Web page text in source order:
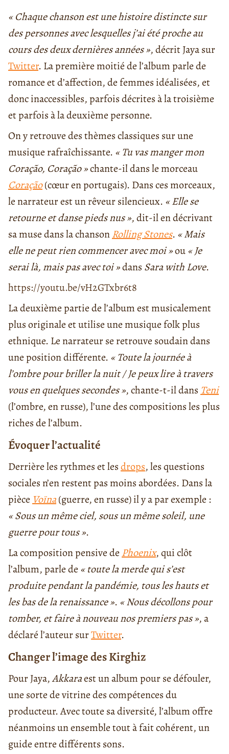
« Chaque chanson est une histoire distincte sur
des personnes avec lesquelles j’ai été proche au
cours des deux dernières années», décrit Jaya sur
Twitter. La première moitié de l’album parle de
romance et d’affection, de femmes idéalisées, et
donc inaccessibles, parfois décrites à la troisième
et parfois à la deuxième personne.
On y retrouve des thèmes classiques sur une
musique rafraîchissante. « Tu vas manger mon
Coração, Coração »chante-il dans le morceau
Coração(cœur en portugais). Dans ces morceaux,
le narrateur est un rêveur silencieux. « Elle se
retourne et danse pieds nus », dit-il en décrivant
sa muse dans la chansonRolling Stones. « Mais
elle ne peut rien commencer avec moi »ou« Je
serai là, mais pas avec toi »dans Sara with Love.
https://youtu.be/vH2GTxbr6t8
La deuxième partie de l’album est musicalement
plus originale et utilise une musique folk plus
ethnique. Le narrateur se retrouve soudain dans
une position différente. « Toute la journée à
l’ombre pour briller la nuit / Je peux lire à travers
vous en quelques secondes », chante-t-il dans Teni
(l’ombre, en russe), l’une des compositions les plus
riches de l’album.
Évoquer l’actualité
Derrière les rythmes et lesdrops, les questions
sociales n’en restent pas moins abordées. Dans la
pièce Voïna(guerre, en russe) il y a par exemple :
« Sous un même ciel, sous un même soleil, une
guerre pour tous ».
La composition pensive de Phoenix, qui clôt
l’album, parle de « toute la merde qui s’est
produite pendant la pandémie, tous les hauts et
les bas de la renaissance ». « Nous décollons pour
tomber, et faire à nouveau nos premiers pas », a
déclaré l’auteur surTwitter.
Changer l’image des Kirghiz
Pour Jaya,Akkaraest un album pour se défouler,
une sorte de vitrine des compétences du
producteur. Avec toute sa diversité, l’album offre
néanmoins un ensemble tout à fait cohérent, un
guide entre différents sons.